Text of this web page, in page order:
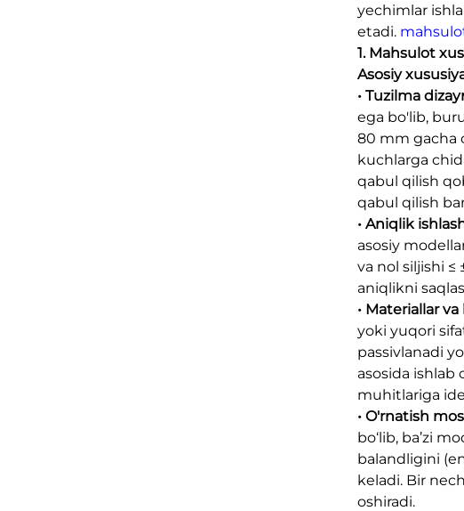
yechimlar
etadi.
1. Mahsulot
Asosiy
• Tuzilma
ega bo'lib,
80 mm gacha
kuchlarga
qabul qilish
qabul qilish
• Aniqlik
asosiy
va nol siljishi ≤
aniqlikni
• Materiallar
yoki yuqori
passivlanadi
asosida ishlab
muhitlariga
• O'rnatish
bo‘lib, ba’zi
balandligini
keladi. Bir
oshiradi.